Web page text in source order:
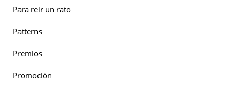
Para reir un rato
Patterns
Premios
Promoción